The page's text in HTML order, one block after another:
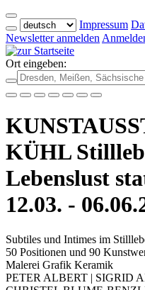
Impressum
Newsletter anmelden
Ort eingeben:
KÜHL
Lebenslust
12.03. -
Subtiles und Intimes im
50 Positionen und 90
Malerei Grafik Keramik
PETER ALBERT | SIGRID